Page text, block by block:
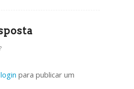
login para publicar um